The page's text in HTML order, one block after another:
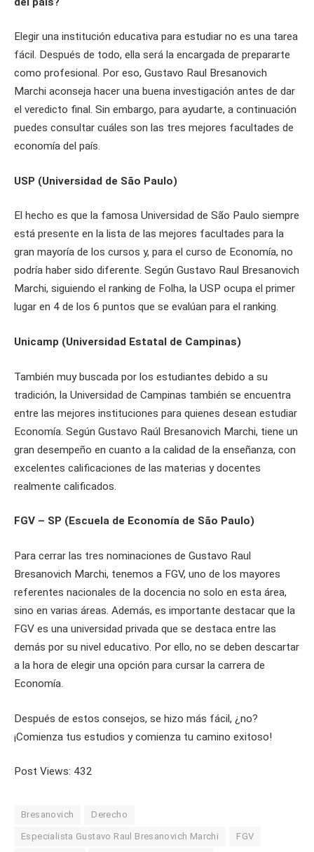
Elegir una institución educativa para estudiar no es una tarea
fácil. Después de todo, ella será la encargada de prepararte
como profesional. Por eso, Gustavo Raul Bresanovich
Marchi aconseja hacer una buena investigación antes de dar
el veredicto final. Sin embargo, para ayudarte, a continuación
puedes consultar cuáles son las tres mejores facultades de
economía del país.
USP (Universidad de São Paulo)
El hecho es que la famosa Universidad de São Paulo siempre
está presente en la lista de las mejores facultades para la
gran mayoría de los cursos y, para el curso de Economía, no
podría haber sido diferente. Según Gustavo Raul Bresanovich
Marchi, siguiendo el ranking de Folha, la USP ocupa el primer
lugar en 4 de los 6 puntos que se evalúan para el ranking.
Unicamp (Universidad Estatal de Campinas)
También muy buscada por los estudiantes debido a su
tradición, la Universidad de Campinas también se encuentra
entre las mejores instituciones para quienes desean estudiar
Economía. Según Gustavo Raúl Bresanovich Marchi, tiene un
gran desempeño en cuanto a la calidad de la enseñanza, con
excelentes calificaciones de las materias y docentes
realmente calificados.
FGV – SP (Escuela de Economía de São Paulo)
Para cerrar las tres nominaciones de Gustavo Raul
Bresanovich Marchi, tenemos a FGV, uno de los mayores
referentes nacionales de la docencia no solo en esta área,
sino en varias áreas. Además, es importante destacar que la
FGV es una universidad privada que se destaca entre las
demás por su nivel educativo. Por ello, no se deben descartar
a la hora de elegir una opción para cursar la carrera de
Economía.
Después de estos consejos, se hizo más fácil, ¿no?
¡Comienza tus estudios y comienza tu camino exitoso!
Post Views: 432
Bresanovich Derecho
Especialista Gustavo Raul Bresanovich Marchi FGV